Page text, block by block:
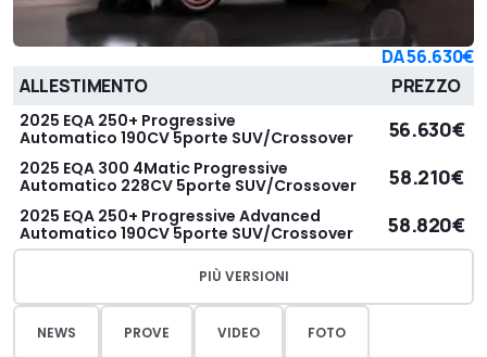
DA56.630€
ALLESTIMENTO
PREZZO
2025 EQA 250+ Progressive
Automatico 190CV 5porte SUV/Crossover
56.630€
2025 EQA 300 4Matic Progressive
Automatico 228CV 5porte SUV/Crossover
58.210€
2025 EQA 250+ Progressive Advanced
Automatico 190CV 5porte SUV/Crossover
58.820€
PIÙ VERSIONI
NEWS PROVE VIDEO FOTO